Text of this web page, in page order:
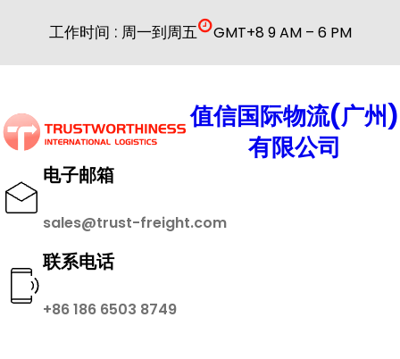
内
工作时间 : 周一到周五 GMT+8 9 AM – 6 PM
值信国际物流(广州)
有限公司
电子邮箱
sales@trust-freight.com
联系电话
+86 186 6503 8749